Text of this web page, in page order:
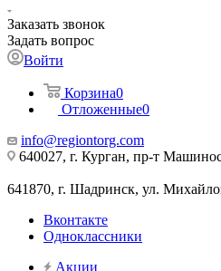
Заказать звонок
Задать вопрос
Войти
Корзина0
Отложенные0
info@regiontorg.com
640027, г. Курган, пр-т
641870, г. Шадринск, ул.
Вконтакте
Одноклассники
Акции